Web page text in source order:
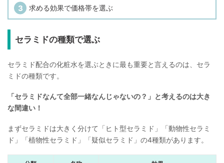
求める効果で価格帯を選ぶ
セラミドの種類で選ぶ
セラミド配合の化粧水を選ぶときに最も重要と言えるのは、セラ
ミドの種類です。
「セラミドなんて全部一緒なんじゃないの？」と考えるのは大き
な間違い！
まずセラミドは大きく分けて「ヒト型セラミド」「動物性セラミ
ド」「植物性セラミド」「疑似セラミド」の4種類があります。